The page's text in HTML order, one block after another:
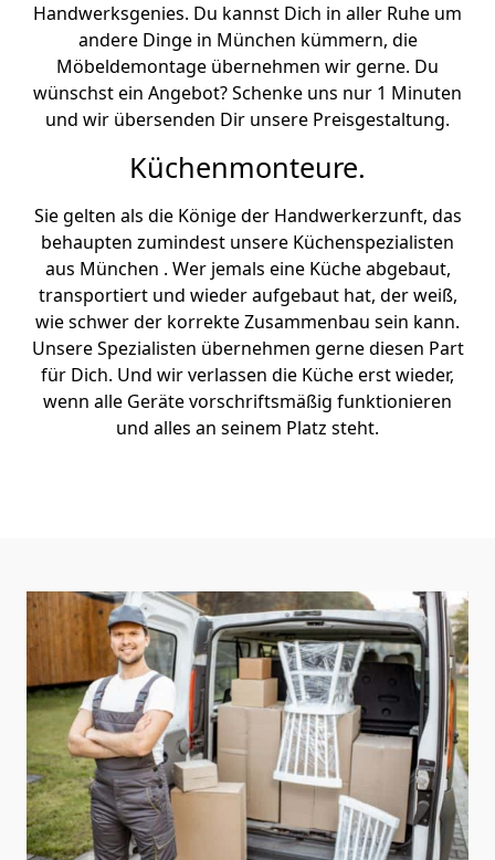
Handwerksgenies. Du kannst Dich in aller Ruhe um
andere Dinge in München kümmern, die
Möbeldemontage übernehmen wir gerne. Du
wünschst ein Angebot? Schenke uns nur 1 Minuten
und wir übersenden Dir unsere Preisgestaltung.
Küchenmonteure.
Sie gelten als die Könige der Handwerkerzunft, das
behaupten zumindest unsere Küchenspezialisten
aus München . Wer jemals eine Küche abgebaut,
transportiert und wieder aufgebaut hat, der weiß,
wie schwer der korrekte Zusammenbau sein kann.
Unsere Spezialisten übernehmen gerne diesen Part
für Dich. Und wir verlassen die Küche erst wieder,
wenn alle Geräte vorschriftsmäßig funktionieren
und alles an seinem Platz steht.